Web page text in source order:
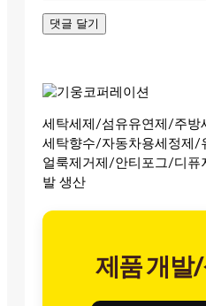
세탁세제/섬유유연제/주방
세탁향수/자동차용세정제/
얼룩제거제/안티포그/디퓨
발 생산
제품 개발/